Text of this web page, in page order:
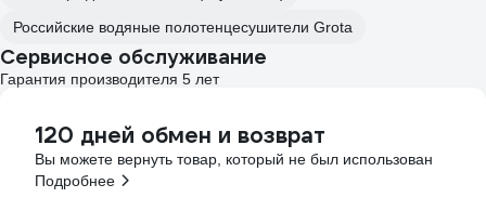
Российские водяные полотенцесушители Grota
Сервисное обслуживание
Гарантия производителя 5 лет
120 дней обмен и возврат
Вы можете вернуть товар, который не был использован
Подробнее